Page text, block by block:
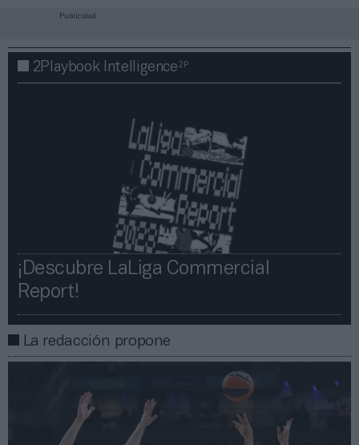
Publicidad
2Playbook Intelligence2P
¡Descubre LaLiga Commercial
Report!​​
La redacción propone